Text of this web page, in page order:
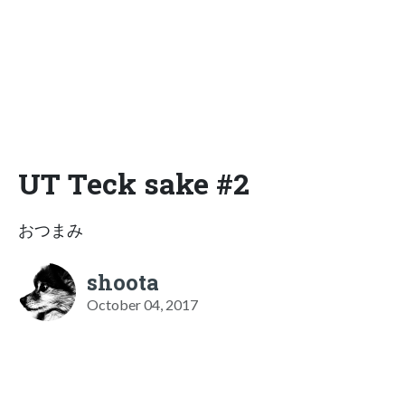
UT Teck sake #2
おつまみ
shoota
October 04, 2017